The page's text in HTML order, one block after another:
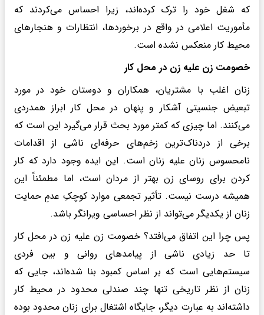
که شغل خود را ترک کرده‌اند، زیرا احساس می‌کردند که
مأموریت اعلامی در واقع در برخوردها، انتظارات و هنجارهای
محیط کار منعکس نشده است.
خصومت زن علیه زن در محل کار
زنان اغلب با مشتریان، همکاران و دوستان خود در مورد
تبعیض جنسیتی آشکار و پنهان در محل کار ابراز همدردی
می‌کنند. اما چیزی که کمتر مورد بحث قرار می‌گیرد این است که
برخی از دردناک‌ترین زخم‌های حرفه‌ای ناشی از اقدامات
نامحسوس زنان علیه زنان است. این ایده وجود دارد که کار
کردن برای روسای زن بهتر از مردان است، اما مطمئناً این
همیشه درست نیست. تأثیر تجمعی موارد کوچکِ عدمِ حمایت
زنان از یکدیگر می‌تواند از نظر احساسی ویرانگر باشد.
پس چرا این اتفاق می‌افتد؟ خصومت زن علیه زن در محل کار
تا حد زیادی ناشی از پیامدهای روانی و بین فردی
سیستم‌هایی است که بر اساس کمبود بنا شده‌اند، جایی که
زنان از نظر تاریخی تنها چند صندلی محدود در محیط کار
داشته‌اند به عبارت دیگر، جایگاه اشتغال برای زنان محدود بوده